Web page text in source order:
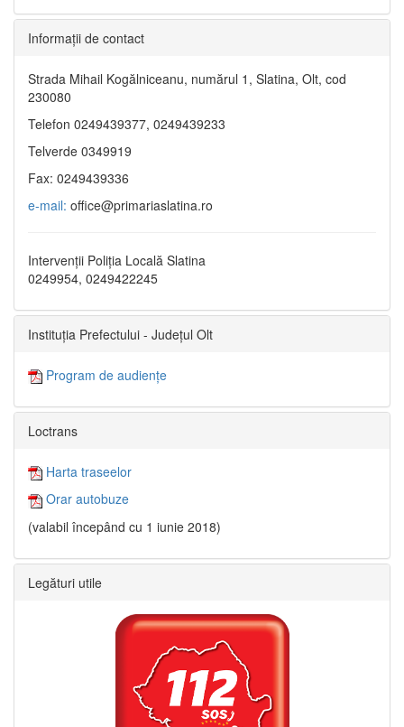
Informaţii de contact
Strada Mihail Kogălniceanu, numărul 1, Slatina, Olt, cod
230080
Telefon 0249439377, 0249439233
Telverde 0349919
Fax: 0249439336
e-mail: office@primariaslatina.ro
Intervenții Poliția Locală Slatina
0249954, 0249422245
Instituția Prefectului - Județul Olt
Program de audiențe
Loctrans
Harta traseelor
Orar autobuze
(valabil începând cu 1 iunie 2018)
Legături utile